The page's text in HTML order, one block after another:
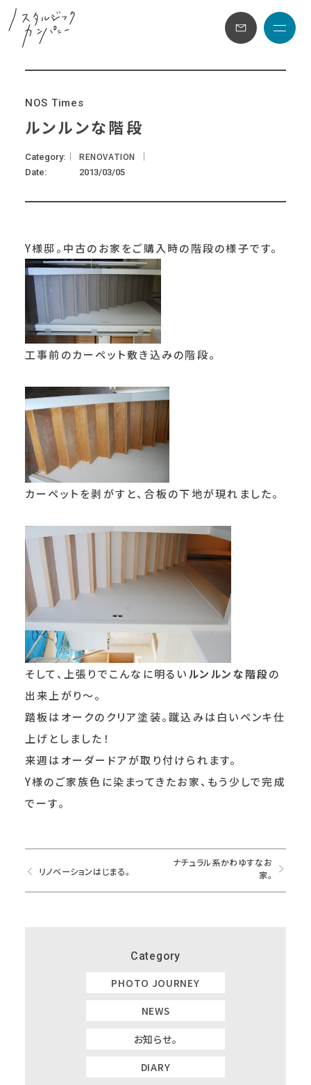
メニ
NOS Times
ルンルンな階段
Category RENOVATION
Date 2013/03/05
Y様邸。中古のお家をご購入時の階段の様子です。
工事前のカーペット敷き込みの階段。
カーペットを剥がすと、合板の下地が現れました。
そして、上張りでこんなに明るい ルンルンな階段の
出来上がり～。
踏板はオークのクリア塗装。蹴込みは白いペンキ仕
上げとしました！
来週はオーダードアが取り付けられます。
Y様のご家族色に染まってきたお家、もう少しで完成
でーす。
リノベーションはじまる。
ナチュラル系かわゆすなお
家。
Category
PHOTO JOURNEY
NEWS
お知らせ。
DIARY